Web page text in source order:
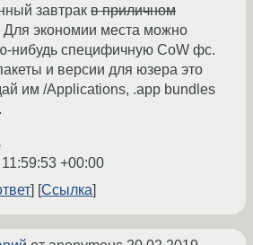
завтрак в приличном
Для экономии места можно
нибудь специфичную CoW фс.
и версии для юзера это
им /Applications, .app bundles
+00:00
Ссылка